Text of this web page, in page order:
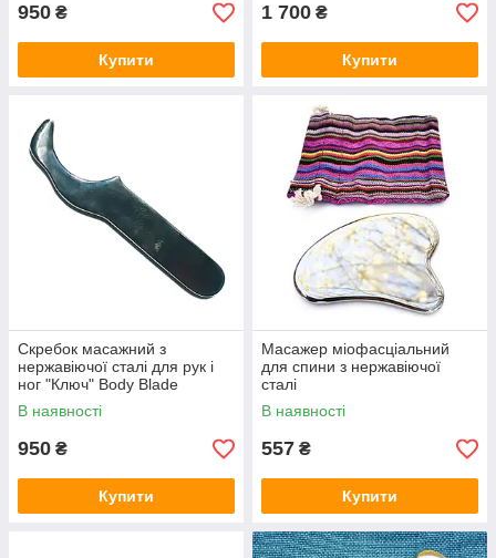
950 ₴
Купити
1 700 ₴
Купити
Скребок масажний з
нержавіючої сталі для рук і
ног "Ключ" Body Blade
В наявності
950 ₴
Купити
Масажер міофасціальний
для спини з нержавіючої
сталі
В наявності
557 ₴
Купити